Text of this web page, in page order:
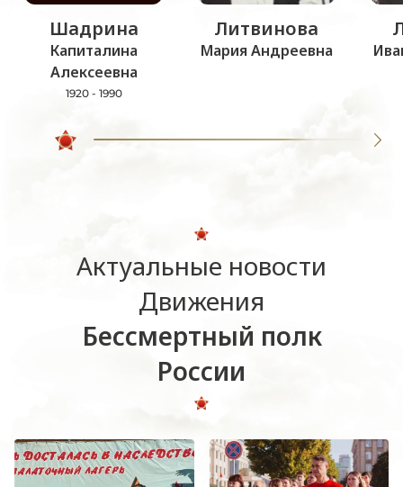
Шадрина
Капиталина
Алексеевна
1920 - 1990
Литвинова
Мария Андреевна
Актуальные новости
Движения
Бессмертный полк
России